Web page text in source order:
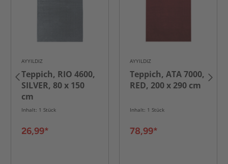
AYYILDIZ
Teppich, RIO 4600,
SILVER, 80 x 150
cm
Inhalt: 1 Stück
26,99*
AYYILDIZ
Teppich, ATA 7000,
RED, 200 x 290 cm
Inhalt: 1 Stück
78,99*